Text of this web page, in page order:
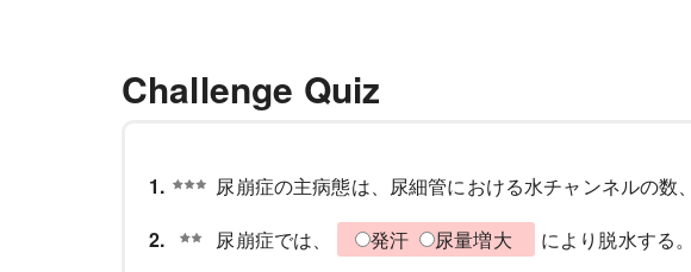
Challenge Quiz
1. 尿崩症の主病態は、尿細管における水チャンネルの数
2.
尿崩症では、 発汗 尿量増大
により脱水する。